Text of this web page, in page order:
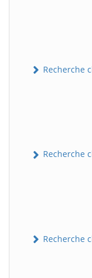
Recherche
Recherche
Recherche